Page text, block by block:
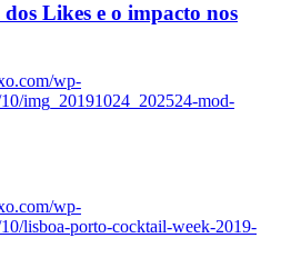
Likes e o impacto nos
wp-
img_20191024_202524-mod-
wp-
lisboa-porto-cocktail-week-2019-